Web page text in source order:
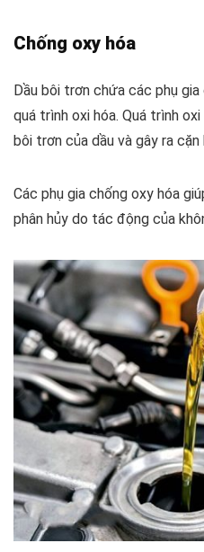
Chống oxy hóa
Dầu bôi trơn chứa các phụ
quá trình oxi hóa. Quá trình
bôi trơn của dầu và gây ra
Các phụ gia chống oxy hóa
phân hủy do tác động của